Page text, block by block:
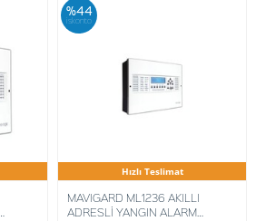
%44
iskonto
Hızlı Teslimat
MAVIGARD ML1236 AKILLI
ADRESLİ YANGIN ALARM